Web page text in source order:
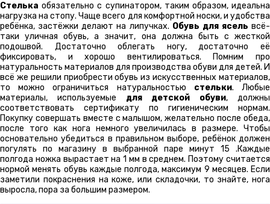
Стелька обязательно с супинатором, таким образом, идеальна
нагрузка на стопу. Чаще всего для комфортной носки, и удобства
ребёнка, застёжки делают на липучках. Обувь для ясель всё-
таки уличная обувь, а значит, она должна быть с жесткой
подошвой. Достаточно облегать ногу, достаточно её
фиксировать, и хорошо вентилироваться. Помним про
натуральность материалов для производства обуви для детей. И
всё же решили приобрести обувь из искусственных материалов,
то можно ограничиться натуральностью стельки. Любые
материалы, используемые для детской обуви, должны
соответствовать сертификату по гигиеническим нормам.
Покупку совершать вместе с малышом, желательно после обеда,
после того как нога немного увеличилась в размере. Чтобы
основательно убедиться в правильном выборе, ребёнок должен
погулять по магазину в выбранной паре минут 15 .Каждые
полгода ножка вырастает на 1 мм в среднем. Поэтому считается
нормой менять обувь каждые полгода, максимум 9 месяцев. Если
заметили покраснения на коже, или складочки, то знайте, нога
выросла, пора за большим размером.